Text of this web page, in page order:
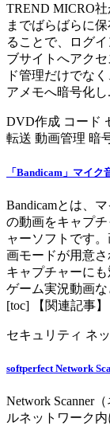
TREND MICRO
までばらばらに
ることで、ログ
ブサイトへアク
ド管理だけでな
アメモへ暗号化し
DVD作成 コード
転送 動画管理 暗
「Bandicam」マイ
Bandicamとは、
の動画をキャプ
ャーソフトです
画モードが用意
キャプチャーに
ゲーム実況動画な
[toc] 【関連記事
セキュリティ ネ
softperfect Network
Network Scanner
ルネットワーク